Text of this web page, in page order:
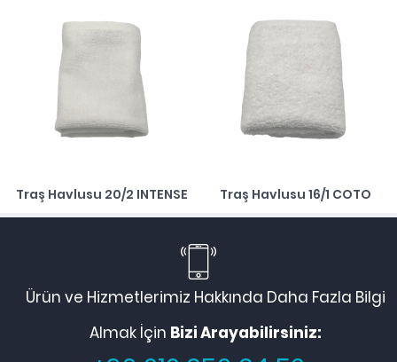
Traş Havlusu 20/2 INTENSE Traş Havlusu 16/1 COTO
Ürün ve Hizmetlerimiz Hakkında Daha Fazla Bilgi
Almak İçin Bizi Arayabilirsiniz: